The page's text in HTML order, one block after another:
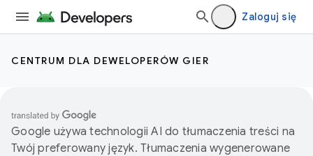
Zaloguj się
CENTRUM DLA DEWELOPERÓW GIER
Google używa technologii AI do tłumaczenia treści na
Twój preferowany język. Tłumaczenia wygenerowane